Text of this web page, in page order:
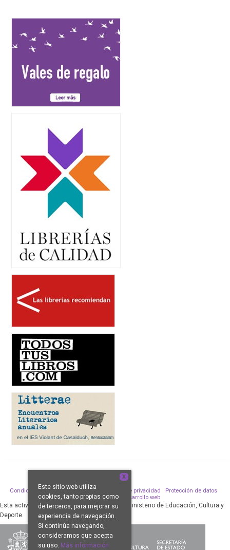
Condiciones de venta Aviso legal Política de privacidad
Protección de datos
Política de Cookies
Desarrollo web
Esta actividad ha sido subvencionada por el Ministerio de Educación, Cultura y
Deporte.
X
Este sitio web utiliza
cookies, tanto propias como
de terceros, para mejorar su
experiencia de navegación.
Si continúa navegando,
consideramos que acepta
su uso. Más información